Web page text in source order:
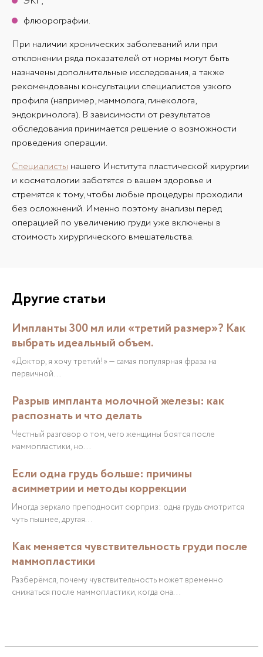
флюорографии.
При наличии хронических заболеваний или при
отклонении ряда показателей от нормы могут быть
назначены дополнительные исследования, а также
рекомендованы консультации специалистов узкого
профиля (например, маммолога, гинеколога,
эндокринолога). В зависимости от результатов
обследования принимается решение о возможности
проведения операции.
Специалисты нашего Института пластической хирургии
и косметологии заботятся о вашем здоровье и
стремятся к тому, чтобы любые процедуры проходили
без осложнений. Именно поэтому анализы перед
операцией по увеличению груди уже включены в
стоимость хирургического вмешательства.
Другие статьи
Импланты 300 мл или «третий размер»? Как
выбрать идеальный объем.
«Доктор, я хочу третий!» — самая популярная фраза на
первичной...
Разрыв импланта молочной железы: как
распознать и что делать
Честный разговор о том, чего женщины боятся после
маммопластики, но...
Если одна грудь больше: причины
асимметрии и методы коррекции
Иногда зеркало преподносит сюрприз: одна грудь смотрится
чуть пышнее, другая...
Как меняется чувствительность груди после
маммопластики
Разберёмся, почему чувствительность может временно
снижаться после маммопластики, когда она...